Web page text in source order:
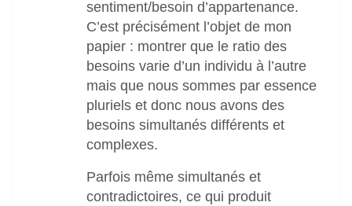
sentiment/besoin d’appartenance.
C’est précisément l’objet de mon
papier : montrer que le ratio des
besoins varie d’un individu à l’autre
mais que nous sommes par essence
pluriels et donc nous avons des
besoins simultanés différents et
complexes.
Parfois même simultanés et
contradictoires, ce qui produit